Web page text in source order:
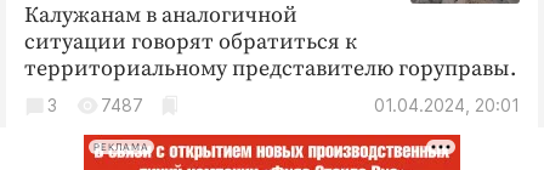
Калужанам в аналогичной
ситуации говорят обратиться к
территориальному представителю горуправы.
01.04.2024, 20:01
3 7487
РЕКЛАМА